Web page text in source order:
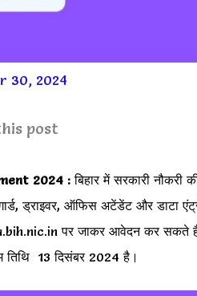
30, 2024
post
2024 :बिहार में सरकारी नौकरी
ड्राइवर, ऑफिस अटेंडेंट और डाटा
पर जाकर आवेदन कर सकते
13 दिसंबर 2024 है।